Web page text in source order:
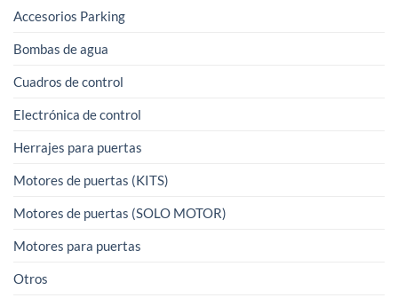
Accesorios Parking
Bombas de agua
Cuadros de control
Electrónica de control
Herrajes para puertas
Motores de puertas (KITS)
Motores de puertas (SOLO MOTOR)
Motores para puertas
Otros